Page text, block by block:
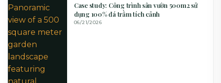
Case study: Công trình sân vườn 500m2 sử
dụng 100% đá trầm tích cảnh
06/21/2026